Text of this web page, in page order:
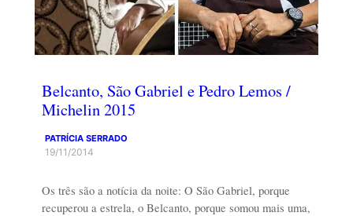
Belcanto, São Gabriel e Pedro Lemos /
Michelin 2015
PATRÍCIA SERRADO
19/11/2014
Os três são a notícia da noite: O São Gabriel, porque
recuperou a estrela, o Belcanto, porque somou mais uma,